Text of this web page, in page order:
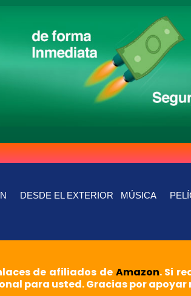
DESDE EL EXTERIOR MÚSICA
de afiliados de Amazon. Si
para usted. Gracias por